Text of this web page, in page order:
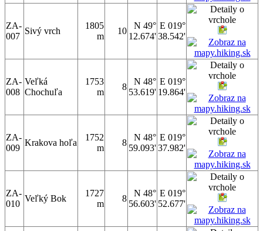
ZA-
007
Sivý vrch
1805
m
10
N 49°
12.674'
E 019°
38.542'
ZA-
008
Veľká
Chochuľa
1753
m
8
N 48°
53.619'
E 019°
19.864'
ZA-
009
Krakova hoľa
1752
m
8
N 48°
59.093'
E 019°
37.982'
ZA-
010
Veľký Bok
1727
m
8
N 48°
56.603'
E 019°
52.677'